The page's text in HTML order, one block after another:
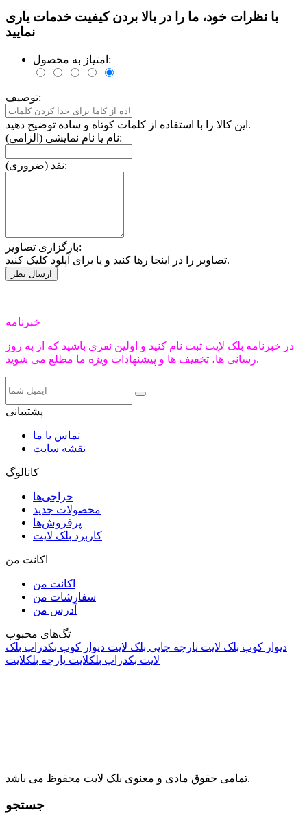
با نظرات خود، ما را در بالا بردن کیفیت خدمات یاری
نمایید
امتیاز به محصول:
توصیف:
این کالا را با استفاده از کلمات کوتاه و ساده توضیح دهید.
نام یا نام نمایشی (الزامی):
نقد (ضروری):
بارگزاری تصاویر:
تصاویر را در اینجا رها کنید و یا برای آپلود کلیک کنید.
خبرنامه
در خبرنامه بلک لایت ثبت نام کنید و اولین نفری باشید که از به روز
رسانی ها، تخفیف ها و پیشنهادات ویژه ما مطلع می شوید.
پشتیبانی
تماس با ما
نقشه سایت
کاتالوگ
حراجی‌ها
محصولات جدید
پرفروش‌ها
کاربرد بلک لایت
اکانت من
اکانت من
سفارشات من
آدرس من
تگ‌های محبوب
دیوار کوب بلک لایت پارچه چاپی بلک لایت دیوار کوب بکدراپ بلک
لایت بکدراپ بلکلایت پارچه بلکلایت
تمامی حقوق مادی و معنوی بلک لایت محفوظ می باشد.
جستجو